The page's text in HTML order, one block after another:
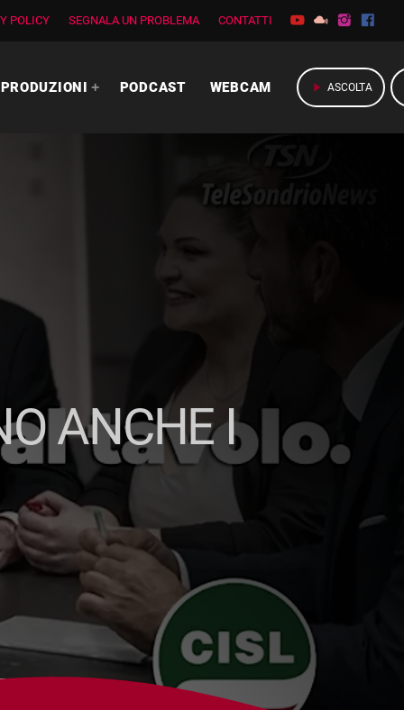
POLICY SEGNALA UN PROBLEMA CONTATTI
PRODUZIONI PODCAST WEBCAM play_arrow ASCOLTA
ANCHE I